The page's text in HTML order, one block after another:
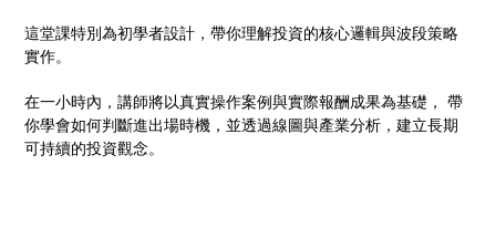
這堂課特別為初學者設計，帶你理解投資的核心邏輯與波段策略
實作。
在一小時內，講師將以真實操作案例與實際報酬成果為基礎， 帶
你學會如何判斷進出場時機，並透過線圖與產業分析，建立長期
可持續的投資觀念。